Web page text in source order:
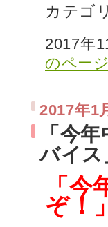
カテゴ
2017年
のペー
2017年1
「今
バイス
「
ぞ！」